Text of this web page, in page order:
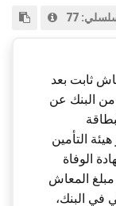
77
ثابت بعد
من البنك عن
التأمين
الوفاة
مبلغ المعاش
البنك،